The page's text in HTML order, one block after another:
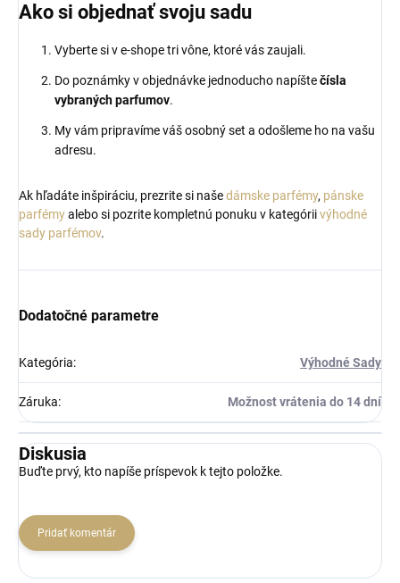
Ako si objednať svoju sadu
Vyberte si v e-shope tri vône, ktoré vás zaujali.
Do poznámky v objednávke jednoducho napíštečísla
vybraných parfumov.
My vám pripravíme váš osobný set a odošleme ho na vašu
adresu.
Ak hľadáte inšpiráciu, prezrite si našedámske parfémy, pánske
parfémyalebo si pozrite kompletnú ponuku v kategóriivýhodné
sady parfémov.
Dodatočné parametre
Kategória: Výhodné Sady
Záruka: Možnost vrátenia do 14 dní
Diskusia
Buďte prvý, kto napíše príspevok k tejto položke.
Pridať komentár